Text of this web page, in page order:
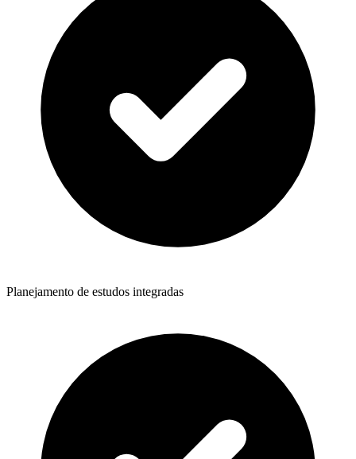
Planejamento de estudos integradas